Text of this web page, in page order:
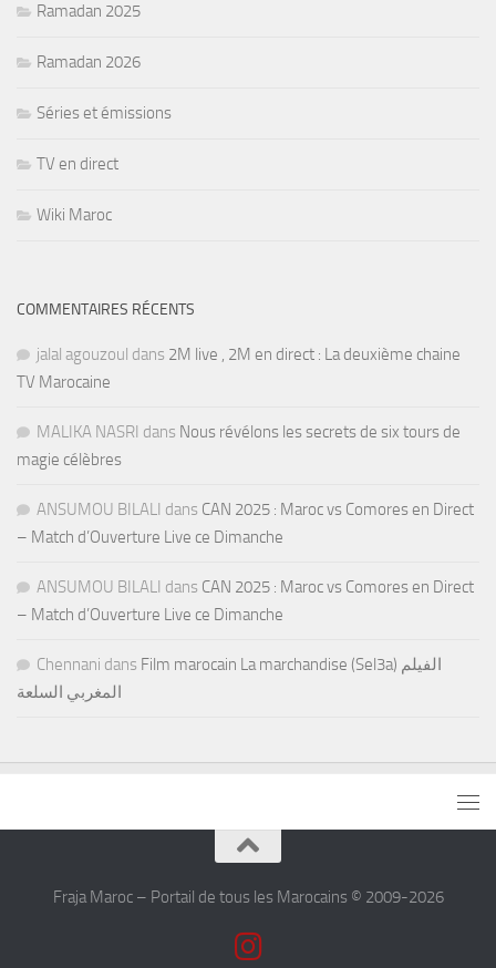
Ramadan 2025
Ramadan 2026
Séries et émissions
TV en direct
Wiki Maroc
COMMENTAIRES RÉCENTS
jalal agouzoul dans 2M live , 2M en direct : La deuxième chaine
TV Marocaine
MALIKA NASRI dans Nous révélons les secrets de six tours de
magie célèbres
ANSUMOU BILALI dans CAN 2025 : Maroc vs Comores en Direct
– Match d’Ouverture Live ce Dimanche
ANSUMOU BILALI dans CAN 2025 : Maroc vs Comores en Direct
– Match d’Ouverture Live ce Dimanche
Chennani dans Film marocain La marchandise (Sel3a) الفيلم
المغربي السلعة
Fraja Maroc – Portail de tous les Marocains © 2009-2026